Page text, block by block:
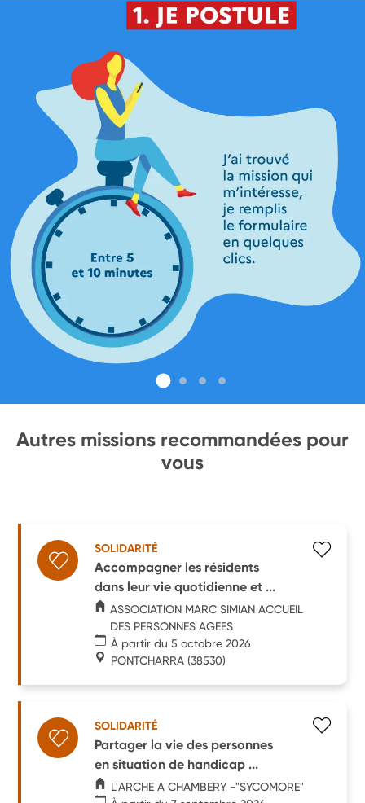
Autres missions recommandées pour
vous
SOLIDARITÉ
Accompagner les résidents
dans leur vie quotidienne et ...
ASSOCIATION MARC SIMIAN ACCUEIL
DES PERSONNES AGEES
À partir du 5 octobre 2026
PONTCHARRA (38530)
SOLIDARITÉ
Partager la vie des personnes
en situation de handicap ...
L'ARCHE A CHAMBERY -"SYCOMORE"